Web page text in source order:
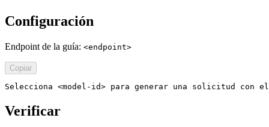
Configuración
Endpoint de la guía: <endpoint>
Copiar
Selecciona <model-id> para generar una solicitud con
Verificar